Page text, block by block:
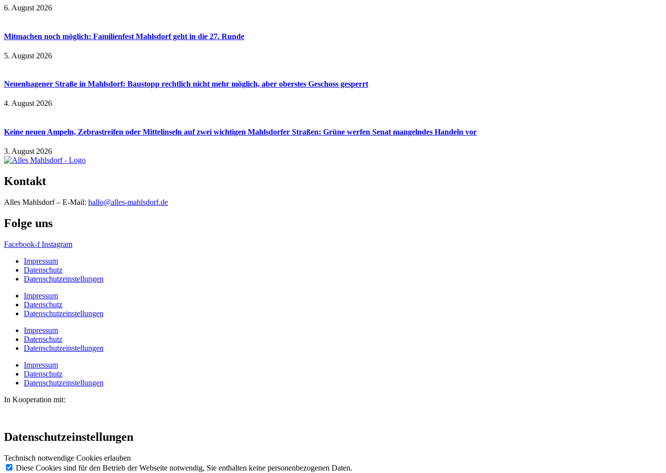
6. August 2026
Mitmachen noch möglich: Familienfest Mahlsdorf geht in die 27. Runde
5. August 2026
Neuenhagener Straße in Mahlsdorf: Baustopp rechtlich nicht mehr möglich, aber oberstes Geschoss gesperrt
4. August 2026
Keine neuen Ampeln, Zebrastreifen oder Mittelinseln auf zwei wichtigen Mahlsdorfer Straßen: Grüne werfen Senat mangelndes Handeln vor
3. August 2026
Kontakt
Alles Mahlsdorf – E-Mail: hallo@alles-mahlsdorf.de
Folge uns
Facebook-f Instagram
Impressum
Datenschutz
Datenschutzeinstellungen
Impressum
Datenschutz
Datenschutzeinstellungen
Impressum
Datenschutz
Datenschutzeinstellungen
Impressum
Datenschutz
Datenschutzeinstellungen
In Kooperation mit:
Datenschutzeinstellungen
Technisch notwendige Cookies erlauben
Diese Cookies sind für den Betrieb der Webseite notwendig, Sie enthalten keine personenbezogenen Daten.